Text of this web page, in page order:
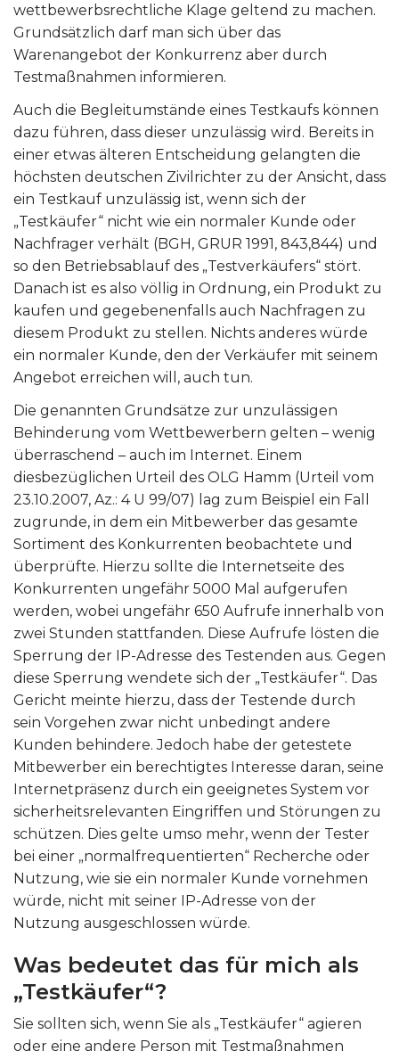
wettbewerbsrechtliche Klage geltend zu machen.
Grundsätzlich darf man sich über das
Warenangebot der Konkurrenz aber durch
Testmaßnahmen informieren.
Auch die Begleitumstände eines Testkaufs können
dazu führen, dass dieser unzulässig wird. Bereits in
einer etwas älteren Entscheidung gelangten die
höchsten deutschen Zivilrichter zu der Ansicht, dass
ein Testkauf unzulässig ist, wenn sich der
„Testkäufer“ nicht wie ein normaler Kunde oder
Nachfrager verhält (BGH, GRUR 1991, 843,844) und
so den Betriebsablauf des „Testverkäufers“ stört.
Danach ist es also völlig in Ordnung, ein Produkt zu
kaufen und gegebenenfalls auch Nachfragen zu
diesem Produkt zu stellen. Nichts anderes würde
ein normaler Kunde, den der Verkäufer mit seinem
Angebot erreichen will, auch tun.
Die genannten Grundsätze zur unzulässigen
Behinderung vom Wettbewerbern gelten – wenig
überraschend – auch im Internet. Einem
diesbezüglichen Urteil des OLG Hamm (Urteil vom
23.10.2007, Az.: 4 U 99/07) lag zum Beispiel ein Fall
zugrunde, in dem ein Mitbewerber das gesamte
Sortiment des Konkurrenten beobachtete und
überprüfte. Hierzu sollte die Internetseite des
Konkurrenten ungefähr 5000 Mal aufgerufen
werden, wobei ungefähr 650 Aufrufe innerhalb von
zwei Stunden stattfanden. Diese Aufrufe lösten die
Sperrung der IP-Adresse des Testenden aus. Gegen
diese Sperrung wendete sich der „Testkäufer“. Das
Gericht meinte hierzu, dass der Testende durch
sein Vorgehen zwar nicht unbedingt andere
Kunden behindere. Jedoch habe der getestete
Mitbewerber ein berechtigtes Interesse daran, seine
Internetpräsenz durch ein geeignetes System vor
sicherheitsrelevanten Eingriffen und Störungen zu
schützen. Dies gelte umso mehr, wenn der Tester
bei einer „normalfrequentierten“ Recherche oder
Nutzung, wie sie ein normaler Kunde vornehmen
würde, nicht mit seiner IP-Adresse von der
Nutzung ausgeschlossen würde.
Was bedeutet das für mich als
„Testkäufer“?
Sie sollten sich, wenn Sie als „Testkäufer“ agieren
oder eine andere Person mit Testmaßnahmen